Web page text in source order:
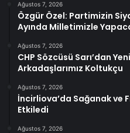
Ağustos 7, 2026
Özgür Özel: Partimizin
Ayında Milletimizle
Ağustos 7, 2026
CHP Sözcüsü Sarı’dan
Arkadaşlarımız Koltukçu
Ağustos 7, 2026
İncirliova’da Sağanak ve
Etkiledi
Ağustos 7, 2026